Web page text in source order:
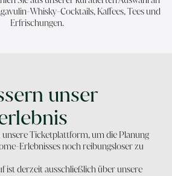
Whisky-Cocktails, Kaffees, Tees und
Erfrischungen.
unser
Ticketplattform, um die Planung
Erlebnisses noch reibungsloser zu
ist derzeit ausschließlich über unsere